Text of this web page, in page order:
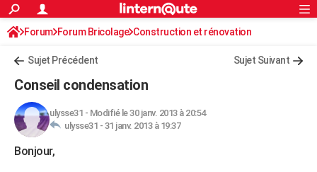
ACTUALITÉS
Politique
Société
Faits Divers
Education
Monde
Villes
+
FINANCE
Retraite
Impôts
Epargne
Immobilier
Risques naturels par ville
Banque
Assurance
Crédit
AUTO
Essais
Réserver un essai
Citadines
Berlines
SUV
Forum auto
+HIGH-TECH
Rechercher
S'inscrire
Connexion
Forum Forum Bricolage Construction et rénovation
Charpente, toiture, combles
Sujet Précédent Sujet Suivant
Conseil condensation
ulysse31 - Modifié le 30 janv. 2013 à 20:54
ulysse31 - 31 janv. 2013 à 19:37
Bonjour,